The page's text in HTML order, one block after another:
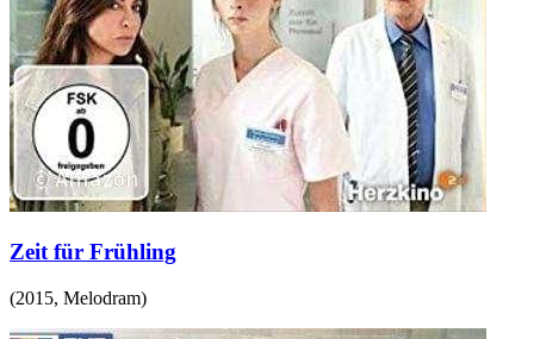
Zeit für Frühling
(2015, Melodram)